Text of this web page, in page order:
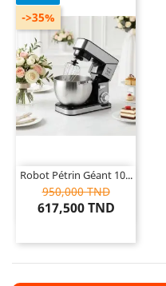
Robot Pétrin Géant 10...
950,000 TND
617,500 TND
->35%